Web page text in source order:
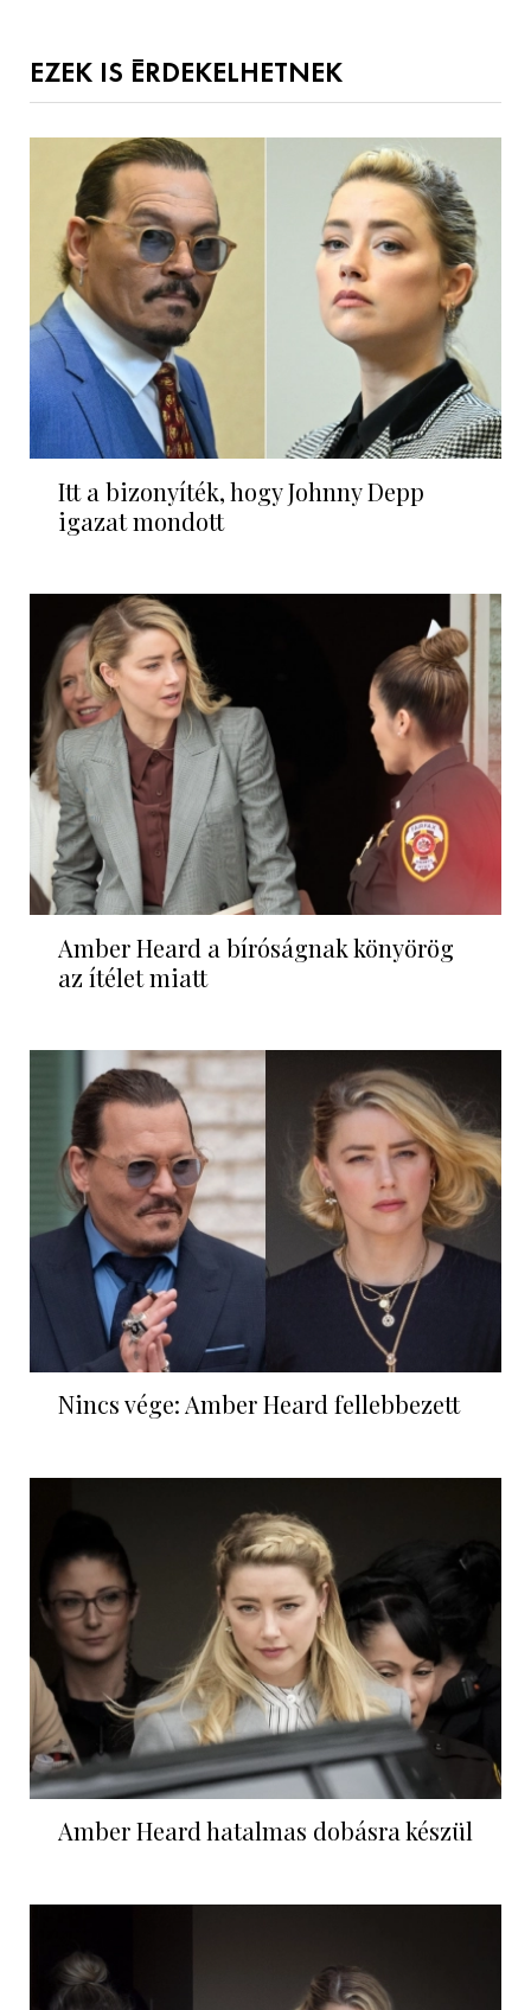
EZEK IS ÉRDEKELHETNEK
Itt a bizonyíték, hogy Johnny Depp
igazat mondott
Amber Heard a bíróságnak könyörög
az ítélet miatt
Nincs vége: Amber Heard fellebbezett
Amber Heard hatalmas dobásra készül